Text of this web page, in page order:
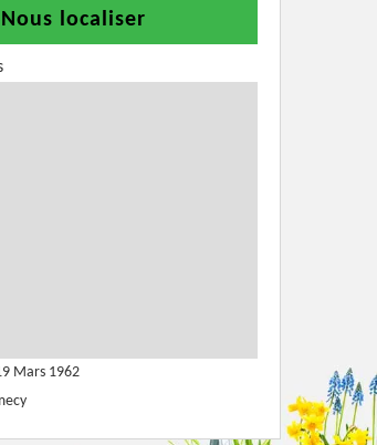
Nous localiser
Mars 1962